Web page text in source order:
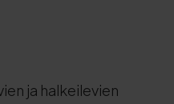
ja halkeilevien